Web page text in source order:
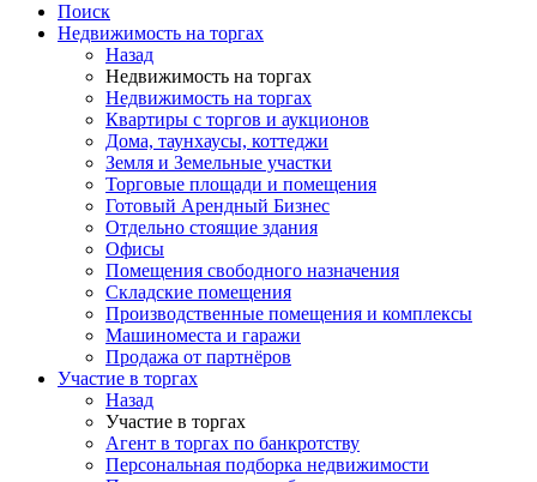
Поиск
Недвижимость на торгах
Назад
Недвижимость на торгах
Недвижимость на торгах
Квартиры с торгов и аукционов
Дома, таунхаусы, коттеджи
Земля и Земельные участки
Торговые площади и помещения
Готовый Арендный Бизнес
Отдельно стоящие здания
Офисы
Помещения свободного назначения
Складские помещения
Производственные помещения и комплексы
Машиноместа и гаражи
Продажа от партнёров
Участие в торгах
Назад
Участие в торгах
Агент в торгах по банкротству
Персональная подборка недвижимости